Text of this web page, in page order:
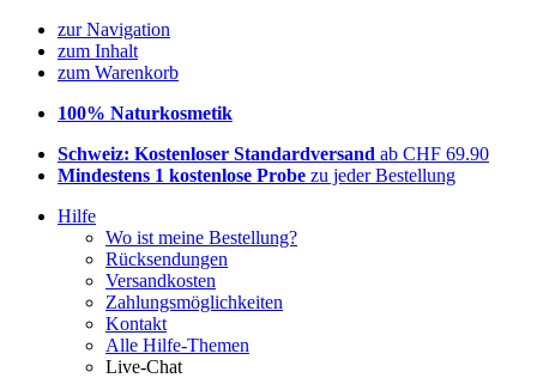
zur Navigation
zum Inhalt
zum Warenkorb
100% Naturkosmetik
Schweiz: Kostenloser Standardversand ab CHF 69.90
Mindestens 1 kostenlose Probe zu jeder Bestellung
Hilfe
Wo ist meine Bestellung?
Rücksendungen
Versandkosten
Zahlungsmöglichkeiten
Kontakt
Alle Hilfe-Themen
Live-Chat